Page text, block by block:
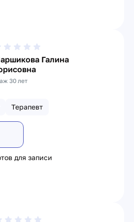
Галина
30 лет
Терапевт
для записи